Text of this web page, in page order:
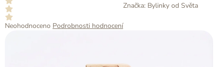
Průměrné
Neohodnoceno Podrobnosti hodnocení
Značka: Bylinky od Světa